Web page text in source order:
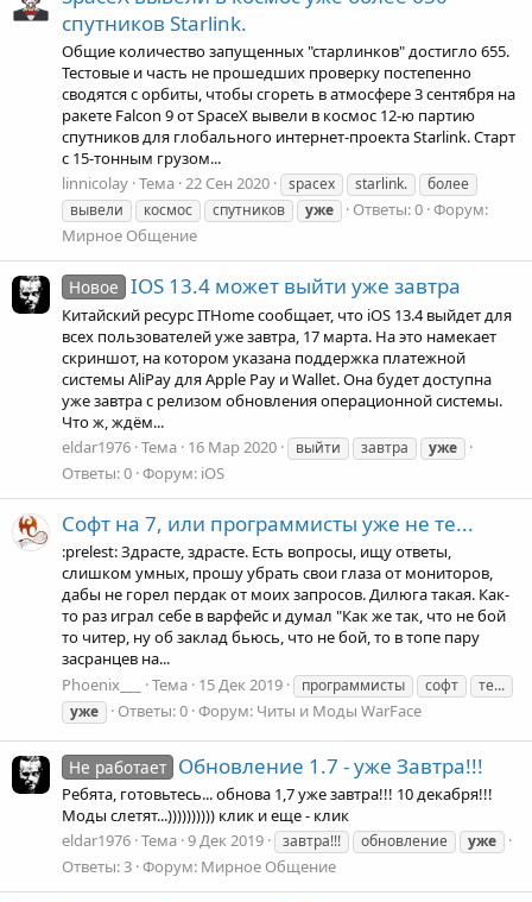
спутников Starlink.
Общие количество запущенных "старлинков" достигло 655.
Тестовые и часть не прошедших проверку постепенно
сводятся с орбиты, чтобы сгореть в атмосфере 3 сентября на
ракете Falcon 9 от SpaceX вывели в космос 12-ю партию
спутников для глобального интернет-проекта Starlink. Старт
с 15-тонным грузом...
linnicolay Тема 22 Сен 2020 spacex starlink.
более
вывели
космос спутников уже Ответы: 0 Форум:
Мирное Общение
Новое IOS 13.4 может выйти уже завтра
Китайский ресурс ITHome сообщает, что iOS 13.4 выйдет для
всех пользователей уже завтра, 17 марта. На это намекает
скриншот, на котором указана поддержка платежной
системы AliPay для Apple Pay и Wallet. Она будет доступна
уже завтра с релизом обновления операционной системы.
Что ж, ждём...
eldar1976 Тема 16 Мар 2020 выйти завтра уже
Ответы: 0 Форум: iOS
Софт на 7, или программисты уже не те...
:prelest: Здрасте, здрасте. Есть вопросы, ищу ответы,
слишком умных, прошу убрать свои глаза от мониторов,
дабы не горел пердак от моих запросов. Дилюга такая. Как-
то раз играл себе в варфейс и думал "Как же так, что не бой
то читер, ну об заклад бьюсь, что не бой, то в топе пару
засранцев на...
Phoenix___
Тема 15 Дек 2019 программисты софт
те...
уже
Ответы: 0 Форум: Читы и Моды WarFace
Не работает Обновление 1.7 - уже Завтра!!!
Ребята, готовьтесь... обнова 1,7 уже завтра!!! 10 декабря!!!
Моды слетят...)))))))))) клик и еще - клик
eldar1976 Тема 9 Дек 2019 завтра!!! обновление уже
Ответы: 3 Форум: Мирное Общение